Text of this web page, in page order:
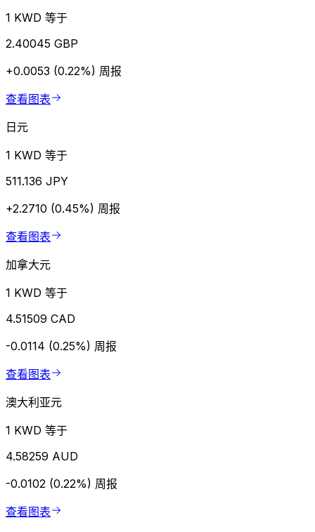
1 KWD 等于
2.40045 GBP
+0.0053 (0.22%) 周报
查看图表
日元
1 KWD 等于
511.136 JPY
+2.2710 (0.45%) 周报
查看图表
加拿大元
1 KWD 等于
4.51509 CAD
-0.0114 (0.25%) 周报
查看图表
澳大利亚元
1 KWD 等于
4.58259 AUD
-0.0102 (0.22%) 周报
查看图表